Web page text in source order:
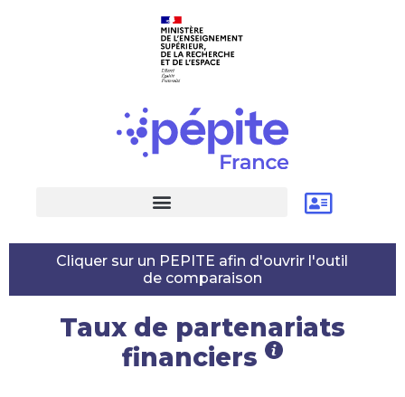
Cliquer sur un PEPITE afin d'ouvrir l'outil
de comparaison
Taux de partenariats
financiers